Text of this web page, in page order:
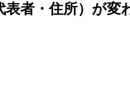
表者・住所）が